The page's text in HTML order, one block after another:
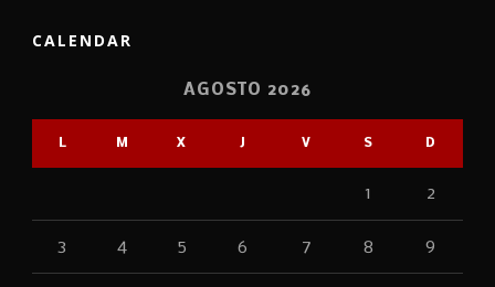
CALENDAR
AGOSTO 2026
L M X J V S D
1 2
3 4 5 6 7 8 9